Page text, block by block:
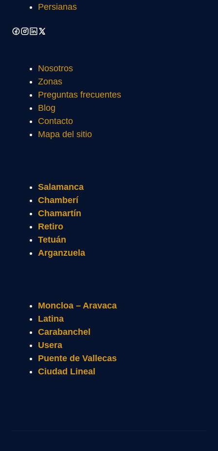
Persianas
Nosotros
Zonas
Preguntas frecuentes
Blog
Contacto
Mapa del sitio
Salamanca
Chamberí
Chamartín
Retiro
Tetuán
Arganzuela
Moncloa – Aravaca
Latina
Carabanchel
Usera
Puente de Vallecas
Ciudad Lineal